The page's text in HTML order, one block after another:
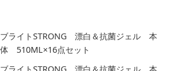
ブライトSTRONG 漂白＆抗菌ジェル 本
体 510ML×16点セット